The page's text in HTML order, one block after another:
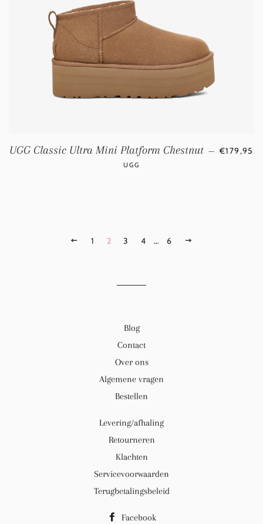
UGG Classic Ultra Mini Platform Chestnut — €179,95
UGG
VORIGE
1 2 3 4 … 6
Blog
Contact
Over ons
Algemene vragen
Bestellen
Levering/afhaling
Retourneren
Klachten
Servicevoorwaarden
Terugbetalingsbeleid
Facebook